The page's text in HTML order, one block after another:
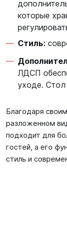
которые
Стиль:
ЛДСП
уходе. Стол
Благодаря
разложенном
подходит для
гостей, а его
стиль и